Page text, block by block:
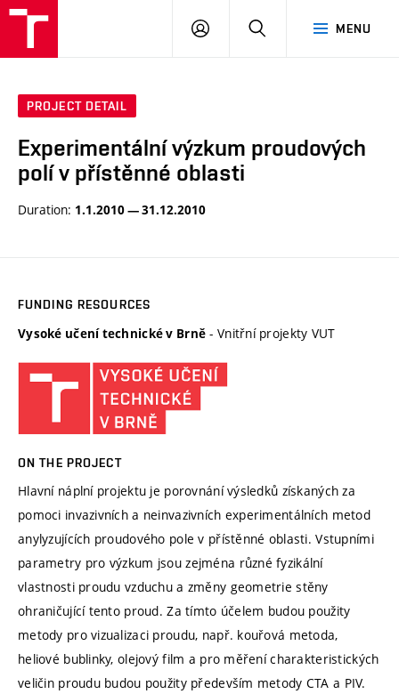
MENU
LOG
SEARCH
PROJECT DETAIL
Experimentální výzkum proudových
polí v přístěnné oblasti
Duration: 1.1.2010 — 31.12.2010
FUNDING RESOURCES
Vysoké učení technické v Brně - Vnitřní projekty VUT
ON THE PROJECT
Hlavní náplní projektu je porovnání výsledků získaných za
pomoci invazivních a neinvazivních experimentálních metod
anylyzujících proudového pole v přístěnné oblasti. Vstupními
parametry pro výzkum jsou zejména různé fyzikální
vlastnosti proudu vzduchu a změny geometrie stěny
ohraničující tento proud. Za tímto účelem budou použity
metody pro vizualizaci proudu, např. kouřová metoda,
heliové bublinky, olejový film a pro měření charakteristických
veličin proudu budou použity především metody CTA a PIV.